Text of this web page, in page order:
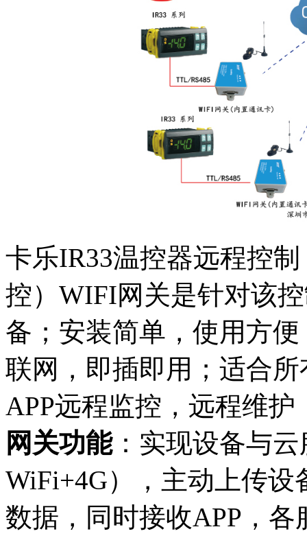
卡乐IR33温控器远程控
控）WIFI网关是针对该
备；安装简单，使用方
联网，即插即用；适合
APP远程监控，远程维护
网关功能：实现设备与
WiFi+4G），主动上传
数据，同时接收APP，